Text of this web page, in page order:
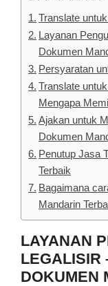
Translate
Layanan
Dokumen
Persyaratan
Translate
Mengapa
Ajakan untuk
Dokumen
Penutup Jasa
Terbaik
Bagaimana
Mandarin
LAYANAN
LEGALISIR
DOKUMEN